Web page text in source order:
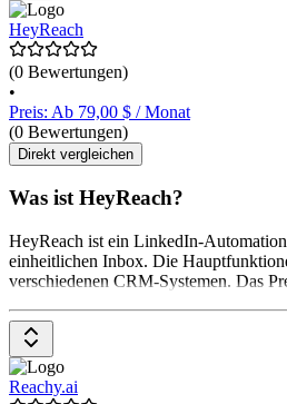
HeyReach
(0 Bewertungen)
•
Preis: Ab 79,00 $ / Monat
(0 Bewertungen)
Direkt vergleichen
Was ist HeyReach?
HeyReach ist ein LinkedIn-
einheitlichen Inbox. Die
verschiedenen CRM-Systemen. Das
Reachy.ai